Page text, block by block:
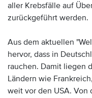
aller Krebsfälle auf
zurückgeführt werden.
Aus dem aktuellen
hervor, dass in
rauchen. Damit liegen
Ländern wie
weit vor den USA. Von